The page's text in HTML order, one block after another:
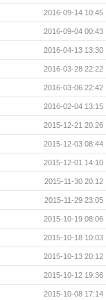
2016-09-14 10:45
2016-09-04 00:43
2016-04-13 13:30
2016-03-28 22:22
2016-03-06 22:42
2016-02-04 13:15
2015-12-21 20:26
2015-12-03 08:44
2015-12-01 14:10
2015-11-30 20:12
2015-11-29 23:05
2015-10-19 08:06
2015-10-18 10:03
2015-10-13 20:12
2015-10-12 19:36
2015-10-08 17:14